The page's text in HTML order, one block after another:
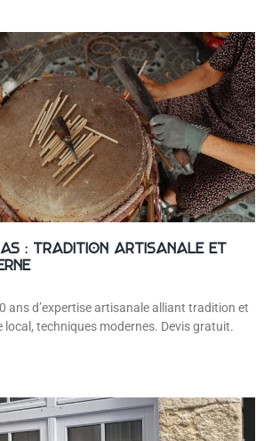
: tradition artisanale et
ans d’expertise artisanale alliant tradition et
techniques modernes. Devis gratuit.